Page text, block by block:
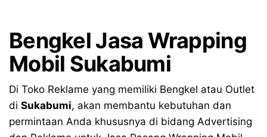
Bengkel Jasa Wrapping
Mobil Sukabumi
Di Toko Reklame yang memiliki Bengkel atau Outlet
di Sukabumi, akan membantu kebutuhan dan
permintaan Anda khususnya di bidang Advertising